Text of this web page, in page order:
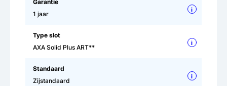
Garantie
1 jaar
i
Type slot
AXA Solid Plus ART**
i
Standaard
Zijstandaard
i